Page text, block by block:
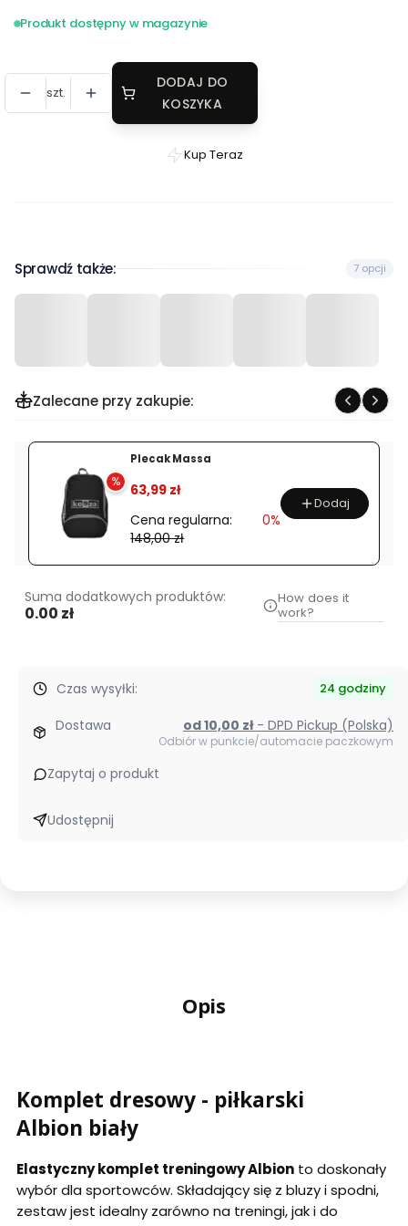
Produkt dostępny w magazynie
szt.
DODAJ DO
KOSZYKA
Szybki
Albion
Kup Teraz
Sprawdź także: 7 opcji
Zalecane przy zakupie:
%
Plecak Massa
63,99 zł
Cena regularna:
148,00 zł
0%
Dodaj
Suma dodatkowych produktów:
0.00 zł
How does it
work?
Czas wysyłki: 24 godziny
Dostawa od 10,00 zł - DPD Pickup (Polska)
Odbiór w punkcie/automacie paczkowym
Zapytaj o produkt
Udostępnij
Opis
Komplet dresowy - piłkarski
Albion biały
Elastyczny komplet treningowy Albion to doskonały
wybór dla sportowców. Składający się z bluzy i spodni,
zestaw jest idealny zarówno na treningi, jak i do